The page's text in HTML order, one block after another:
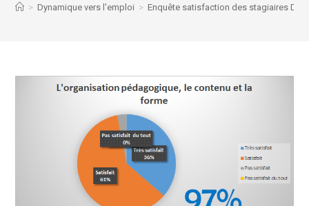
> Dynamique vers l'emploi > Enquête satisfaction des stagiaires DVE